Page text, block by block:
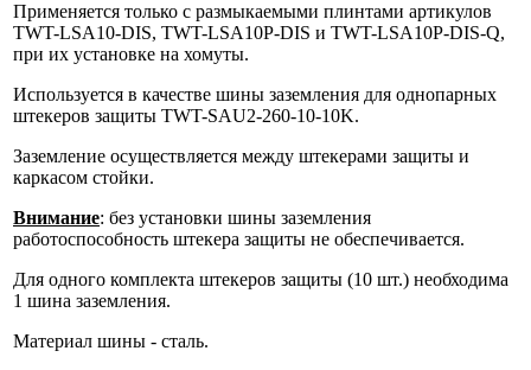
Применяется только с размыкаемыми плинтами артикулов
TWT-LSA10-DIS, TWT-LSA10P-DIS и TWT-LSA10P-DIS-Q,
при их установке на хомуты.
Используется в качестве шины заземления для однопарных
штекеров защиты TWT-SAU2-260-10-10K.
Заземление осуществляется между штекерами защиты и
каркасом стойки.
Внимание: без установки шины заземления
работоспособность штекера защиты не обеспечивается.
Для одного комплекта штекеров защиты (10 шт.) необходима
1 шина заземления.
Материал шины - сталь.